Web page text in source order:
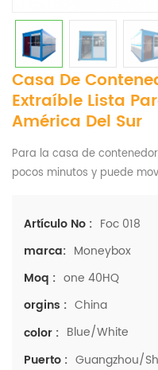
Casa De
Extraíble Lista
América Del Sur
Para la casa de
pocos minutos y puede
Artículo No : Foc 018
marca: Moneybox
Moq : one 40HQ
orgins : China
color : Blue/White
Puerto : Guangzhou/